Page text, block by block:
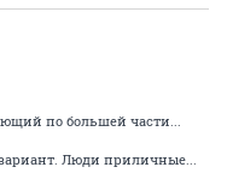
по большей части...
Люди приличные...